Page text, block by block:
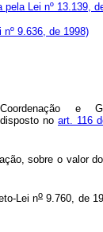
pela Lei nº 13.139,
nº 9.636, de 1998)
e
disposto no art. 116
fração, sobre o
Lei no 9.760,